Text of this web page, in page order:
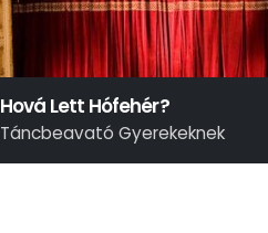
Hová Lett Hófehér?
Táncbeavató Gyerekeknek